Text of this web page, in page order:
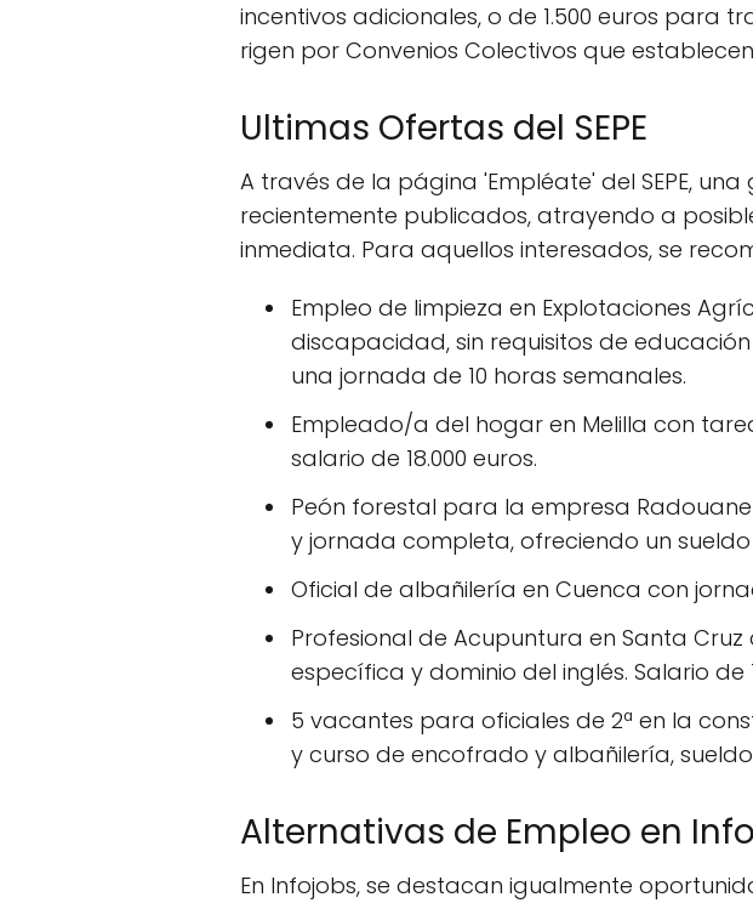
incentivos adicionales, o de 1.500 euros para
rigen por Convenios Colectivos que
Ultimas Ofertas del SEPE
A través de la página 'Empléate' del SEPE,
recientemente publicados, atrayendo a
inmediata. Para aquellos interesados, se
Empleo de limpieza en Explotaciones
discapacidad, sin requisitos de
una jornada de 10 horas semanales.
Empleado/a del hogar en Melilla con
salario de 18.000 euros.
Peón forestal para la empresa
y jornada completa, ofreciendo un sueldo
Oficial de albañilería en Cuenca con
Profesional de Acupuntura en Santa
específica y dominio del inglés. Salario de
5 vacantes para oficiales de 2ª en la
y curso de encofrado y albañilería,
Alternativas de Empleo en
En Infojobs, se destacan igualmente